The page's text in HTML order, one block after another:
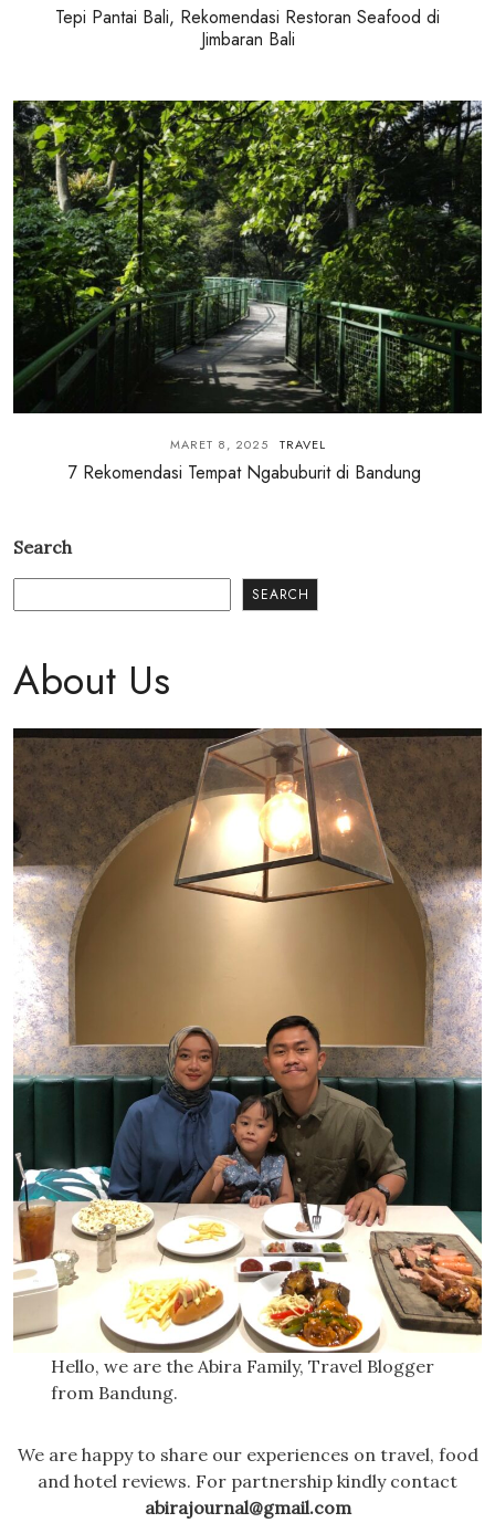
Tepi Pantai Bali, Rekomendasi Restoran Seafood di
Jimbaran Bali
MARET 8, 2025 TRAVEL
7 Rekomendasi Tempat Ngabuburit di Bandung
Search
SEARCH
About Us
Hello, we are the Abira Family, Travel Blogger
from Bandung.
We are happy to share our experiences on travel, food
and hotel reviews. For partnership kindly contact
abirajournal@gmail.com